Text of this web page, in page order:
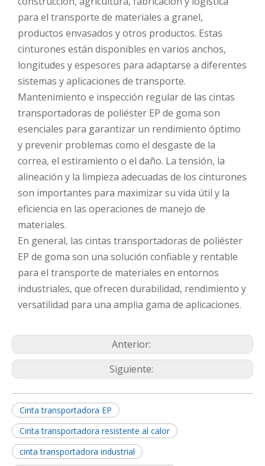
para el transporte de materiales a granel,
productos envasados ​​y otros productos. Estas
cinturones están disponibles en varios anchos,
longitudes y espesores para adaptarse a diferentes
sistemas y aplicaciones de transporte.
Mantenimiento e inspección regular de las cintas
transportadoras de poliéster EP de goma son
esenciales para garantizar un rendimiento óptimo
y prevenir problemas como el desgaste de la
correa, el estiramiento o el daño. La tensión, la
alineación y la limpieza adecuadas de los cinturones
son importantes para maximizar su vida útil y la
eficiencia en las operaciones de manejo de
materiales.
En general, las cintas transportadoras de poliéster
EP de goma son una solución confiable y rentable
para el transporte de materiales en entornos
industriales, que ofrecen durabilidad, rendimiento y
versatilidad para una amplia gama de aplicaciones.
Anterior:
Siguiente:
Cinta transportadora EP
Cinta transportadora resistente al calor
cinta transportadora industrial